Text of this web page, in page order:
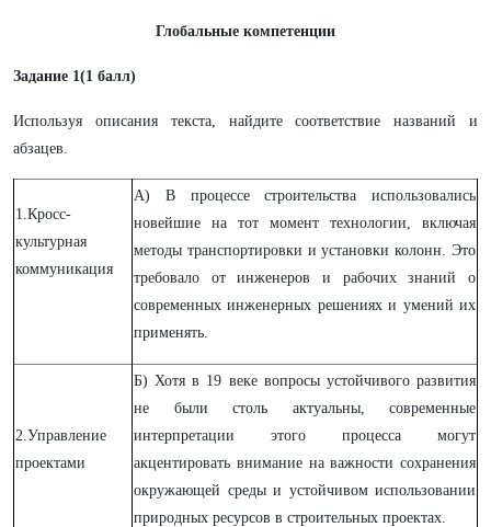
Глобальные компетенции
Задание 1(1 балл)
Используя описания текста, найдите соответствие названий и
абзацев.
1.Кросс-
культурная
коммуникация
А) В процессе строительства использовались
новейшие на тот момент технологии, включая
методы транспортировки и установки колонн. Это
требовало от инженеров и рабочих знаний о
современных инженерных решениях и умений их
применять.
2.Управление
проектами
Б) Хотя в 19 веке вопросы устойчивого развития
не были столь актуальны, современные
интерпретации этого процесса могут
акцентировать внимание на важности сохранения
окружающей среды и устойчивом использовании
природных ресурсов в строительных проектах.